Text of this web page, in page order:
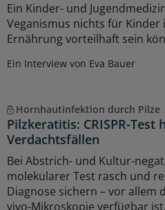
Ein Kinder- und
Veganismus nichts für Kinder
Ernährung vorteilhaft sein
Ein Interview von Eva Bauer
Hornhautinfektion durch Pilze
Pilzkeratitis: CRISPR-
Verdachtsfällen
Bei Abstrich- und Kultur-
molekularer Test rasch und
Diagnose sichern – vor allem
vivo-Mikroskopie verfügbar ist.